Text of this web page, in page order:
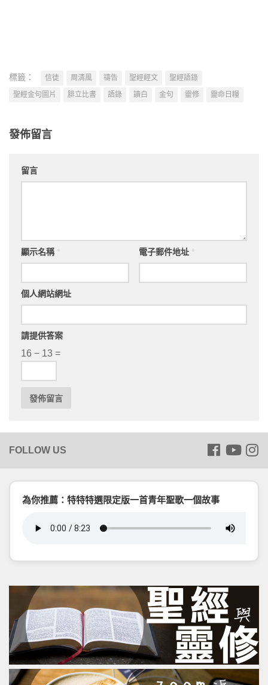
標籤： 信徒 周清風 禱告 聖經經文
聖經語錄
聖經金句圖片
腓立比書 語錄 讀白 金句 靈修 靈命日糧
發佈留言
留言
顯示名稱 電子郵件地址
個人網站網址
請提供答案
16 − 13 =
為你推薦：特特特選限定版一首青年聖歌一個故事